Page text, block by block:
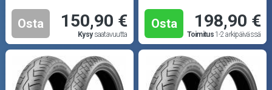
Osta 150,90 €
Kysysaatavuutta
Osta 198,90 €
Toimitus1-2 arkipäivässä